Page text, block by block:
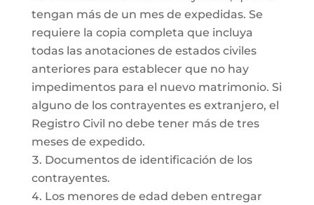
tengan más de un mes de expedidas. Se
requiere la copia completa que incluya
todas las anotaciones de estados civiles
anteriores para establecer que no hay
impedimentos para el nuevo matrimonio. Si
alguno de los contrayentes es extranjero, el
Registro Civil no debe tener más de tres
meses de expedido.
Documentos de identificación de los
contrayentes.
Los menores de edad deben entregar